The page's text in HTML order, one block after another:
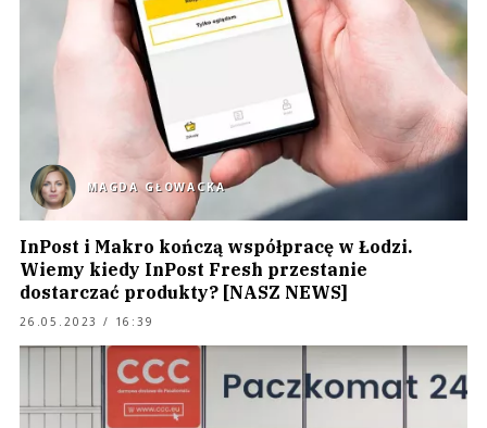
MAGDA GŁOWACKA
InPost i Makro kończą współpracę w Łodzi.
Wiemy kiedy InPost Fresh przestanie
dostarczać produkty? [NASZ NEWS]
26.05.2023 / 16:39